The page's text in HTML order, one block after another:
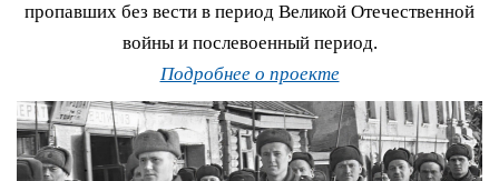
пропавших без вести в период Великой Отечественной
войны и послевоенный период.
Подробнее о проекте